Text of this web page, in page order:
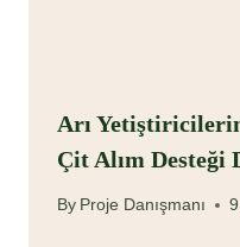
Arı
Çit Alım
By Proje Danışmanı